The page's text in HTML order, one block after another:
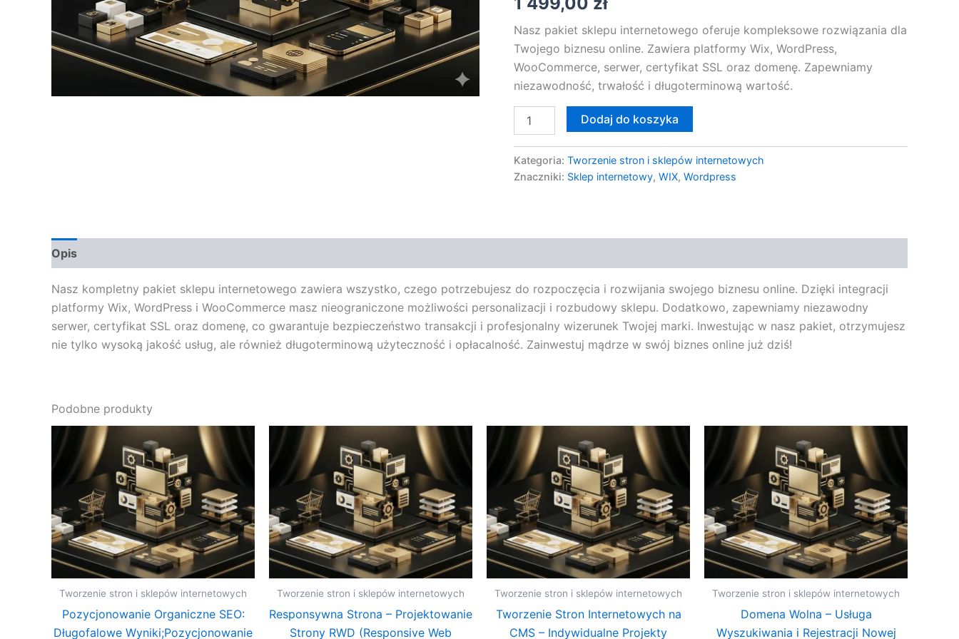
Nasz pakiet sklepu internetowego oferuje kompleksowe rozwiązania dla
Twojego biznesu online. Zawiera platformy Wix, WordPress,
WooCommerce, serwer, certyfikat SSL oraz domenę. Zapewniamy
niezawodność, trwałość i długoterminową wartość.
SSL
+
DOMENA
Dodaj do koszyka
Kategoria: Tworzenie stron i sklepów internetowych
Znaczniki: Sklep internetowy, WIX, Wordpress
Opis
Nasz kompletny pakiet sklepu internetowego zawiera wszystko, czego potrzebujesz do rozpoczęcia i rozwijania swojego biznesu online. Dzięki integracji
platformy Wix, WordPress i WooCommerce masz nieograniczone możliwości personalizacji i rozbudowy sklepu. Dodatkowo, zapewniamy niezawodny
serwer, certyfikat SSL oraz domenę, co gwarantuje bezpieczeństwo transakcji i profesjonalny wizerunek Twojej marki. Inwestując w nasz pakiet, otrzymujesz
nie tylko wysoką jakość usług, ale również długoterminową użyteczność i opłacalność. Zainwestuj mądrze w swój biznes online już dziś!
Podobne produkty
Tworzenie stron i sklepów internetowych
Pozycjonowanie Organiczne SEO:
Długofalowe Wyniki;Pozycjonowanie
Tworzenie stron i sklepów internetowych
Responsywna Strona – Projektowanie
Strony RWD (Responsive Web
Tworzenie stron i sklepów internetowych
Tworzenie Stron Internetowych na
CMS – Indywidualne Projekty
Tworzenie stron i sklepów internetowych
Domena Wolna – Usługa
Wyszukiwania i Rejestracji Nowej